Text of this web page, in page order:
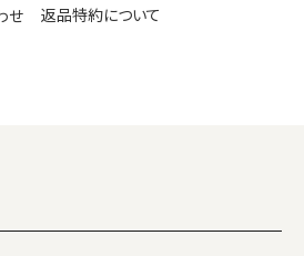
せ 返品特約について